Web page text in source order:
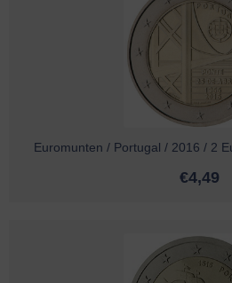
Euromunten / Portugal / 2016 / 2
€4,49